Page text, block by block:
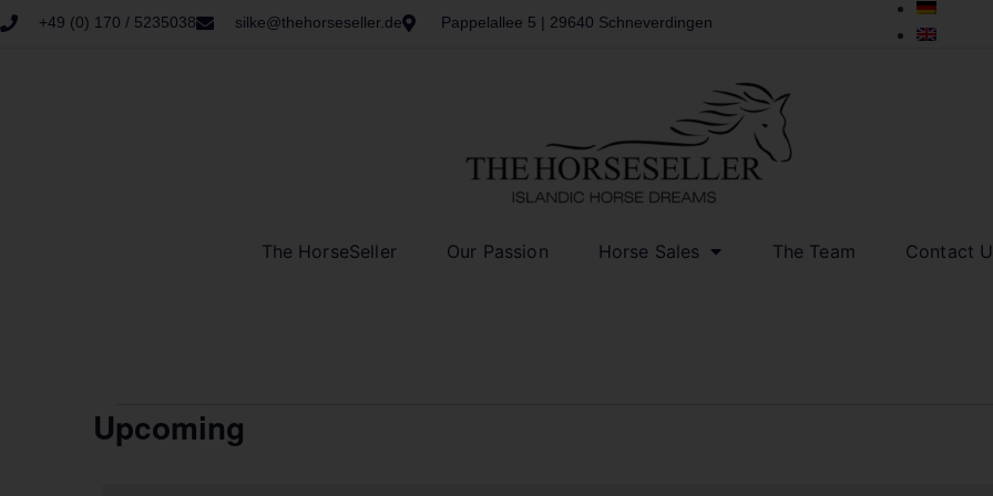
+49 (0) 170 / 5235038 silke@thehorseseller.de Pappelallee 5 | 29640 Schneverdingen
The HorseSeller Our Passion Horse Sales The Team Contact
Upcoming